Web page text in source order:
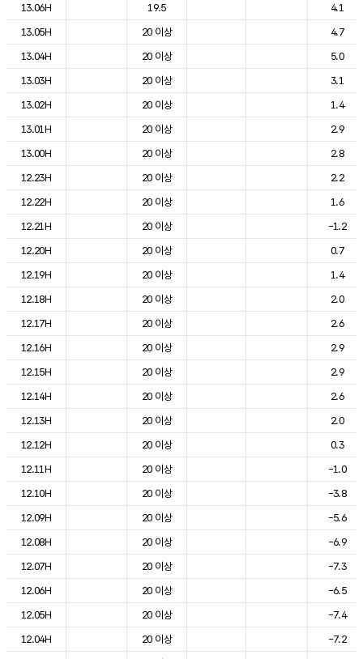
13.06H
19.5
4.1
13.05H
20 이상
4.7
13.04H
20 이상
5.0
13.03H
20 이상
3.1
13.02H
20 이상
1.4
13.01H
20 이상
2.9
13.00H
20 이상
2.8
12.23H
20 이상
2.2
12.22H
20 이상
1.6
12.21H
20 이상
-1.2
12.20H
20 이상
0.7
12.19H
20 이상
1.4
12.18H
20 이상
2.0
12.17H
20 이상
2.6
12.16H
20 이상
2.9
12.15H
20 이상
2.9
12.14H
20 이상
2.6
12.13H
20 이상
2.0
12.12H
20 이상
0.3
12.11H
20 이상
-1.0
12.10H
20 이상
-3.8
12.09H
20 이상
-5.6
12.08H
20 이상
-6.9
12.07H
20 이상
-7.3
12.06H
20 이상
-6.5
12.05H
20 이상
-7.4
12.04H
20 이상
-7.2